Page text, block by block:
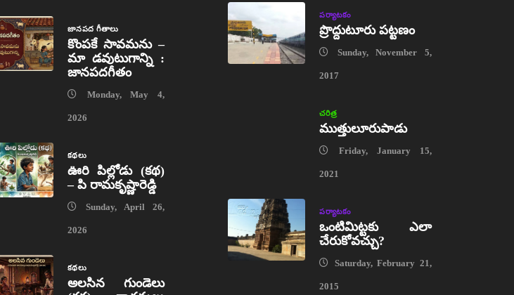
జానపద గీతాలు
కొంపకే సావమను –
మా డవుటుగాన్ని :
జానపదగీతం
Monday, May 4,
2026
కథలు
ఊరి పిల్లోడు (కథ)
– పి రామకృష్ణారెడ్డి
Sunday, April 26,
2026
కథలు
అలసిన గుండెలు
పర్యాటకం
ప్రొద్దుటూరు పట్టణం
Sunday, November 5,
2017
చరిత్ర
ముత్తులూరుపాడు
Friday, January 15,
2021
పర్యాటకం
ఒంటిమిట్టకు ఎలా
చేరుకోవచ్చు?
Saturday, February 21,
2015